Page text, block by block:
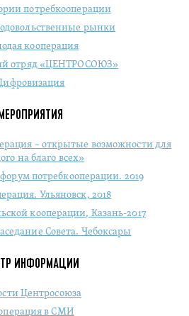
потребкооперации
рынки
кооперация
отряд «ЦЕНТРОСОЮЗ»
– открытые возможности для
на благо всех»
потребкооперации. 2019
Ульяновск, 2018
кооперации, Казань-2017
Совета. Чебоксары
ИНФОРМАЦИИ
Центросоюза
в СМИ